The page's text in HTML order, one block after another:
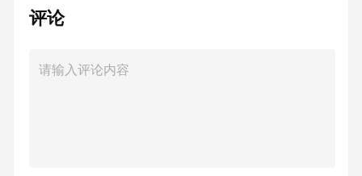
态，第一种是在学术方面，第二种是在战争
()A．火药B．造纸术C．指南针D．印刷术二、
评论